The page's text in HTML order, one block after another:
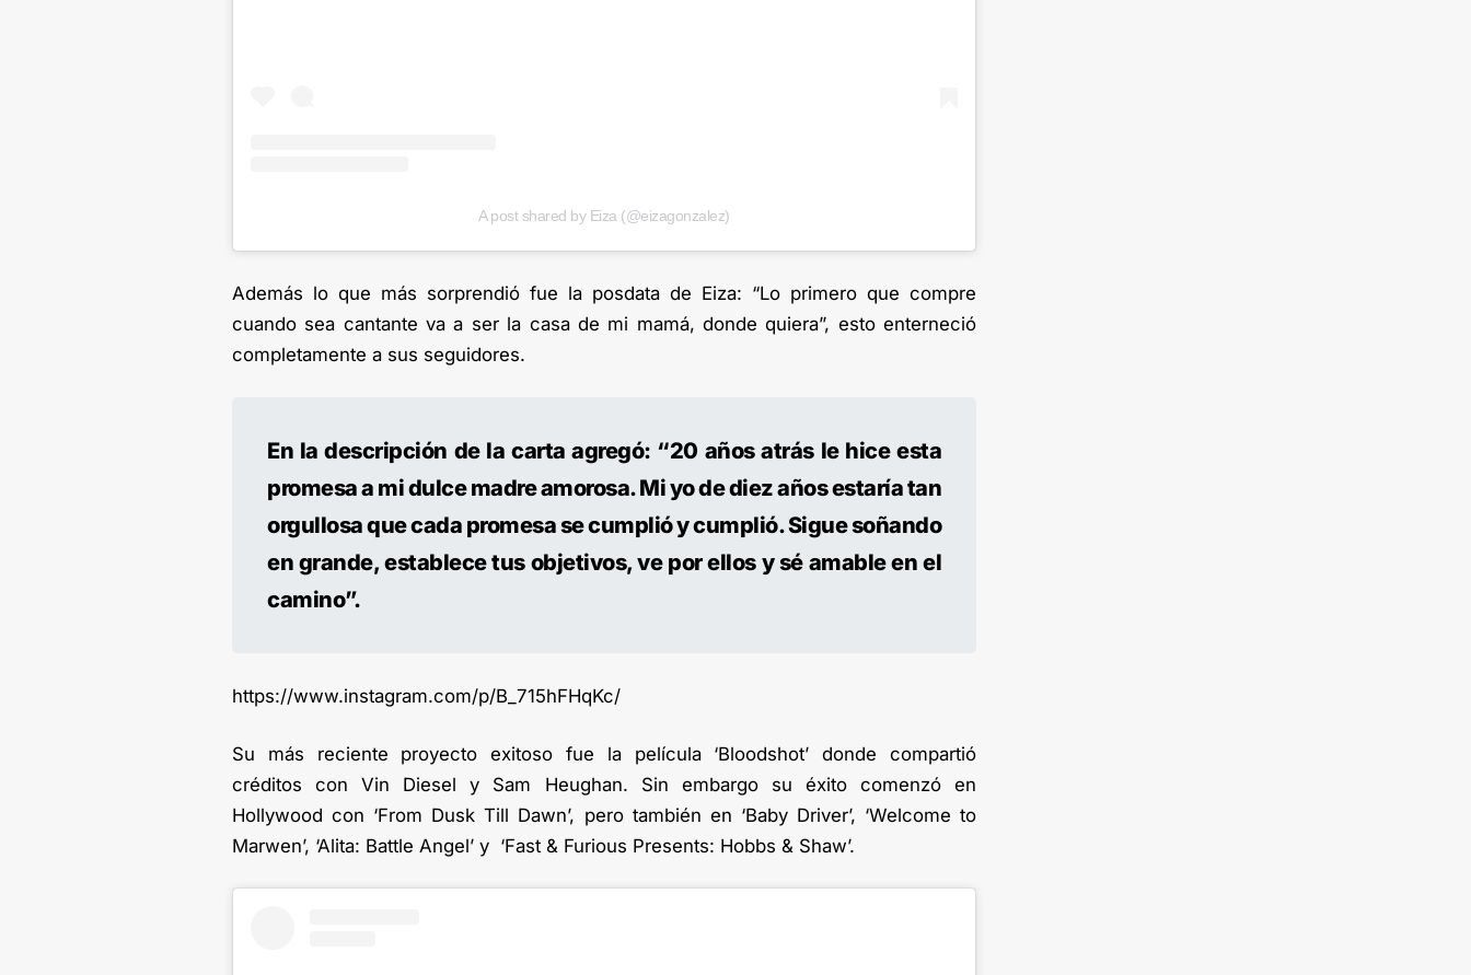
A post shared by Eiza (@eizagonzalez)
Además lo que más sorprendió fue la posdata de Eiza: “Lo primero que compre
cuando sea cantante va a ser la casa de mi mamá, donde quiera”, esto enterneció
completamente a sus seguidores.
En la descripción de la carta agregó: “20 años atrás le hice esta
promesa a mi dulce madre amorosa. Mi yo de diez años estaría tan
orgullosa que cada promesa se cumplió y cumplió. Sigue soñando
en grande, establece tus objetivos, ve por ellos y sé amable en el
camino”.
https://www.instagram.com/p/B_715hFHqKc/
Su más reciente proyecto exitoso fue la película ‘Bloodshot’ donde compartió
créditos con Vin Diesel y Sam Heughan. Sin embargo su éxito comenzó en
Hollywood con ‘From Dusk Till Dawn’, pero también en ‘Baby Driver’, ‘Welcome to
Marwen’, ‘Alita: Battle Angel’ y ‘Fast & Furious Presents: Hobbs & Shaw’.